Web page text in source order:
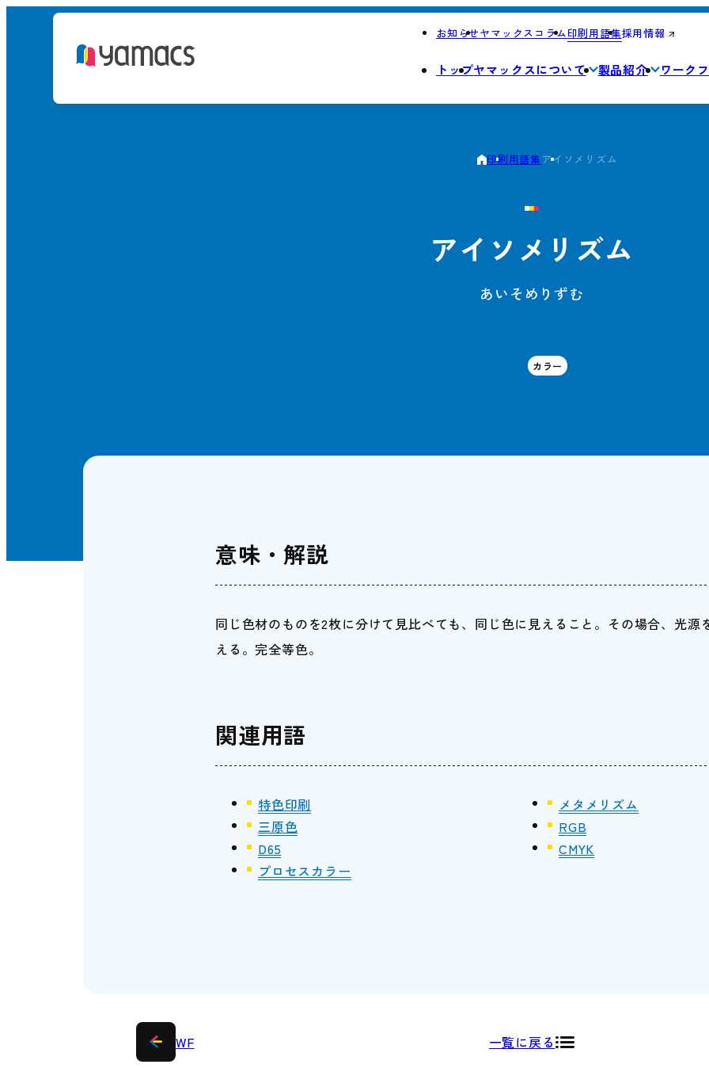
トップヤマックスについて 製品紹介 ワーク
お知らせヤマックスコラム印刷用語集採用情報
印刷用語集アイソメリズム
アイソメリズム
あいそめりずむ
カラー
意味・解説
同じ色材のものを2枚に分けて見比べても、同じ色に見えること。その場合、光源
える。完全等色。
関連用語
特色印刷
メタメリズム
三原色
RGB
D65
CMYK
プロセスカラー
WF 一覧に戻る